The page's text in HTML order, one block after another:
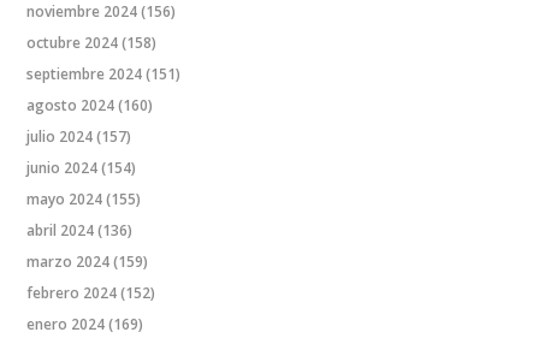
noviembre 2024(156)
octubre 2024(158)
septiembre 2024(151)
agosto 2024(160)
julio 2024(157)
junio 2024(154)
mayo 2024(155)
abril 2024(136)
marzo 2024(159)
febrero 2024(152)
enero 2024(169)